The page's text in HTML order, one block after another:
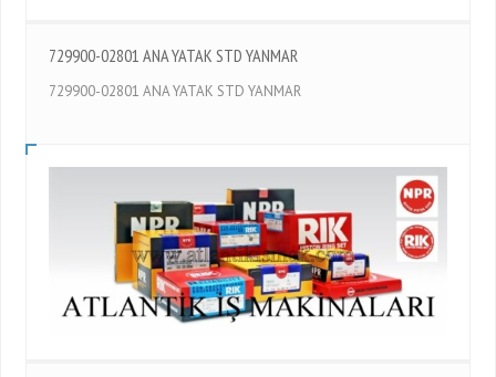
729900-02801 ANA YATAK STD YANMAR
729900-02801 ANA YATAK STD YANMAR